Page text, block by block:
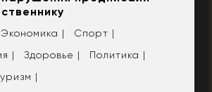
Экономика |
Спорт |
|
Здоровье |
Политика |
|